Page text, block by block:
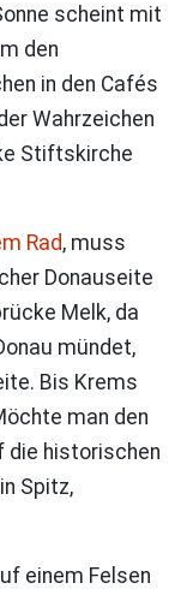
scheint mit
den
in den Cafés
Wahrzeichen
Stiftskirche
Rad, muss
Donauseite
Melk, da
mündet,
Bis Krems
man den
die historischen
Spitz,
einem Felsen